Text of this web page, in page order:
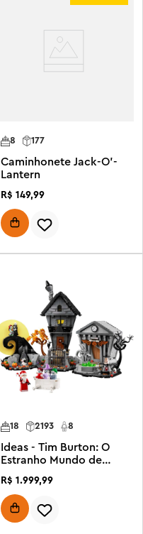
177
8
Caminhonete Jack-O'-
Lantern
R$ 149,99
18 8
2193
Ideas - Tim Burton: O
Estranho Mundo de
R$ 1 .999,99